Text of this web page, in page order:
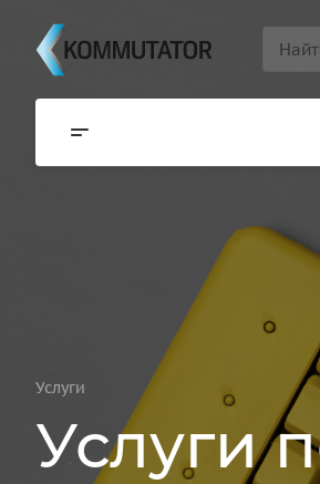
Услуги
Услуги